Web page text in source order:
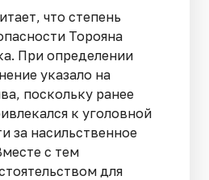
что степень
Торояна
При определении
указало на
поскольку ранее
к уголовной
за насильственное
с тем
для